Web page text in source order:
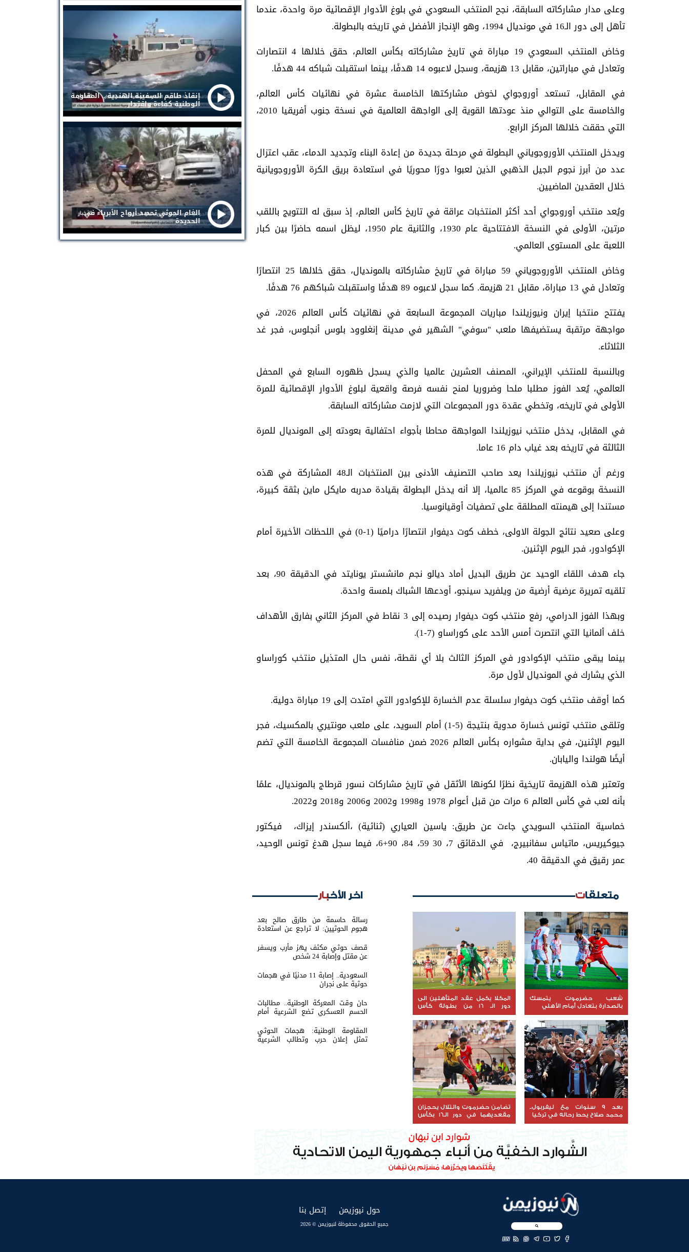
وعلى مدار مشاركاته السابقة، نجح المنتخب السعودي في بلوغ الأدوار الإقصائية مرة واحدة، عندما
تأهل إلى دور الـ16 في مونديال 1994، وهو الإنجاز الأفضل في تاريخه بالبطولة.
وخاض المنتخب السعودي 19 مباراة في تاريخ مشاركاته بكأس العالم، حقق خلالها 4 انتصارات
وتعادل في مباراتين، مقابل 13 هزيمة، وسجل لاعبوه 14 هدفًا، بينما استقبلت شباكه 44 هدفًا.
في المقابل، تستعد أوروجواي لخوض مشاركتها الخامسة عشرة في نهائيات كأس العالم،
والخامسة على التوالي منذ عودتها القوية إلى الواجهة العالمية في نسخة جنوب أفريقيا 2010،
التي حققت خلالها المركز الرابع.
ويدخل المنتخب الأوروجوياني البطولة في مرحلة جديدة من إعادة البناء وتجديد الدماء، عقب اعتزال
عدد من أبرز نجوم الجيل الذهبي الذين لعبوا دورًا محوريًا في استعادة بريق الكرة الأوروجويانية
خلال العقدين الماضيين.
ويُعد منتخب أوروجواي أحد أكثر المنتخبات عراقة في تاريخ كأس العالم، إذ سبق له التتويج باللقب
مرتين، الأولى في النسخة الافتتاحية عام 1930، والثانية عام 1950، ليظل اسمه حاضرًا بين كبار
اللعبة على المستوى العالمي.
وخاض المنتخب الأوروجوياني 59 مباراة في تاريخ مشاركاته بالمونديال، حقق خلالها 25 انتصارًا
وتعادل في 13 مباراة، مقابل 21 هزيمة. كما سجل لاعبوه 89 هدفًا واستقبلت شباكهم 76 هدفًا.
يفتتح منتخبا إيران ونيوزيلندا مباريات المجموعة السابعة في نهائيات كأس العالم 2026، في
مواجهة مرتقبة يستضيفها ملعب "سوفي" الشهير في مدينة إنغلوود بلوس أنجلوس، فجر غد
الثلاثاء.
وبالنسبة للمنتخب الإيراني، المصنف العشرين عالميا والذي يسجل ظهوره السابع في المحفل
العالمي، يُعد الفوز مطلبا ملحا وضروريا لمنح نفسه فرصة واقعية لبلوغ الأدوار الإقصائية للمرة
الأولى في تاريخه، وتخطي عقدة دور المجموعات التي لازمت مشاركاته السابقة.
في المقابل، يدخل منتخب نيوزيلندا المواجهة محاطا بأجواء احتفالية بعودته إلى المونديال للمرة
الثالثة في تاريخه بعد غياب دام 16 عاما.
ورغم أن منتخب نيوزيلندا يعد صاحب التصنيف الأدنى بين المنتخبات الـ48 المشاركة في هذه
النسخة بوقوعه في المركز 85 عالميا، إلا أنه يدخل البطولة بقيادة مدربه مايكل ماين بثقة كبيرة،
مستندا إلى هيمنته المطلقة على تصفيات أوقيانوسيا.
وعلى صعيد نتائج الجولة الاولى، خطف كوت ديفوار انتصارًا دراميًا (1-0) في اللحظات الأخيرة أمام
الإكوادور، فجر اليوم الإثنين.
جاء هدف اللقاء الوحيد عن طريق البديل أماد ديالو نجم مانشستر يونايتد في الدقيقة 90، بعد
تلقيه تمريرة عرضية أرضية من ويلفريد سينجو، أودعها الشباك بلمسة واحدة.
وبهذا الفوز الدرامي، رفع منتخب كوت ديفوار رصيده إلى 3 نقاط في المركز الثاني بفارق الأهداف
خلف ألمانيا التي انتصرت أمس الأحد على كوراساو (7-1).
بينما يبقى منتخب الإكوادور في المركز الثالث بلا أي نقطة، نفس حال المتذيل منتخب كوراساو
الذي يشارك في المونديال لأول مرة.
كما أوقف منتخب كوت ديفوار سلسلة عدم الخسارة للإكوادور التي امتدت إلى 19 مباراة دولية.
وتلقى منتخب تونس خسارة مدوية بنتيجة (5-1) أمام السويد، على ملعب مونتيري بالمكسيك، فجر
اليوم الإثنين، في بداية مشواره بكأس العالم 2026 ضمن منافسات المجموعة الخامسة التي تضم
أيضًا هولندا واليابان.
وتعتبر هذه الهزيمة تاريخية نظرًا لكونها الأثقل في تاريخ مشاركات نسور قرطاج بالمونديال، علمًا
بأنه لعب في كأس العالم 6 مرات من قبل أعوام 1978 و1998 و2002 و2006 و2018 و2022.
خماسية المنتخب السويدي جاءت عن طريق: ياسين العياري (ثنائية) ،ألكسندر إيزاك، فيكتور
جيوكيريس، ماتياس سفانبيرج، في الدقائق 7، 30 59، 84، 90+6، فيما سجل هدغ تونس الوحيد،
عمر رقيق في الدقيقة 40.
متعلقات
شعب حضرموت يتمسك
بالصدارة بتعادل أمام الأهلي
المكلا يكمل عقد المتأهلين الى
دور الـ 16 من بطولة كأس
الجمهورية
بعد 9 سنوات مع ليفربول..
محمد صلاح يحط رحاله في تركيا
تضامن حضرموت والتلال يحجزان
مقعديهما في دور الـ16 بكأس
اخر الأخبار
رسالة حاسمة من طارق صالح بعد
هجوم الحوثيين: لا تراجع عن استعادة
الدولة
قصف حوثي مكثف يهز مأرب ويسفر
عن مقتل وإصابة 24 شخص
السعودية.. إصابة 11 مدنيًا في هجمات
حوثية على نجران
حان وقت المعركة الوطنية.. مطالبات
الحسم العسكري تضع الشرعية أمام
اختبار القرار
المقاومة الوطنية: هجمات الحوثي
تمثل إعلان حرب وتطالب الشرعية
بتحريك الجبهات
إنقاذ طاقم السفينة الهندية .. المقاومة
الوطنية كفاءة واقتدار
الغام الحوثي تحصد أرواح الأبرياء في
الحديدة
EN
حول نيوزيمن إتصل بنا
جميع الحقوق محفوظة لنيوزيمن © 2026